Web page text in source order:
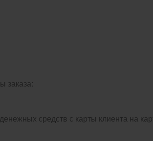
заказа:
средств с карты клиента на